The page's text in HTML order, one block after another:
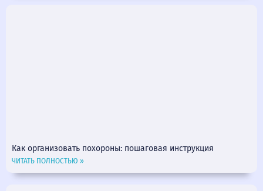
Как организовать похороны: пошаговая инструкция
ЧИТАТЬ ПОЛНОСТЬЮ »